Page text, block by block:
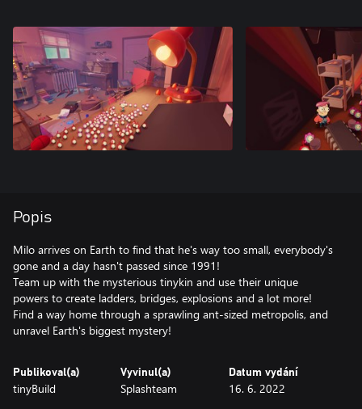
Popis
Milo arrives on Earth to find that he's way too small, everybody's
gone and a day hasn't passed since 1991!
Team up with the mysterious tinykin and use their unique
powers to create ladders, bridges, explosions and a lot more!
Find a way home through a sprawling ant-sized metropolis, and
unravel Earth's biggest mystery!
Publikoval(a)
tinyBuild
Vyvinul(a)
Splashteam
Datum vydání
16. 6. 2022